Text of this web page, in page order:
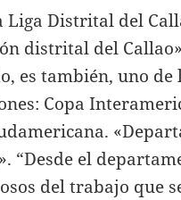
Distrital del
distrital del
es también, uno de
Copa
“Desde el
del trabajo que